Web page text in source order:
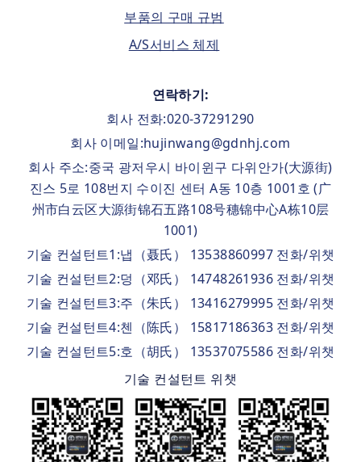
부품의 구매 규범
A/S서비스 체제
연락하기:
회사 전화:020-37291290
회사 이메일:hujinwang@gdnhj.com
회사 주소:중국 광저우시 바이윈구 다위안가(大源街)
진스 5로 108번지 수이진 센터 A동 10층 1001호 (广
州市白云区大源街锦石五路108号穗锦中心A栋10层
1001)
기술 컨설턴트1:냅（聂氏） 13538860997 전화/위챗
기술 컨설턴트2:덩（邓氏） 14748261936 전화/위챗
기술 컨설턴트3:주（朱氏） 13416279995 전화/위챗
기술 컨설턴트4:첸（陈氏） 15817186363 전화/위챗
기술 컨설턴트5:호（胡氏） 13537075586 전화/위챗
기술 컨설턴트 위챗